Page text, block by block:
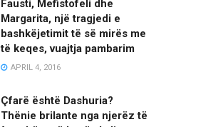
Fausti, Mefistofeli dhe
Margarita, një tragjedi e
bashkëjetimit të së mirës me
të keqes, vuajtja pambarim
APRIL 4, 2016
Çfarë është Dashuria?
Thënie brilante nga njerëz të